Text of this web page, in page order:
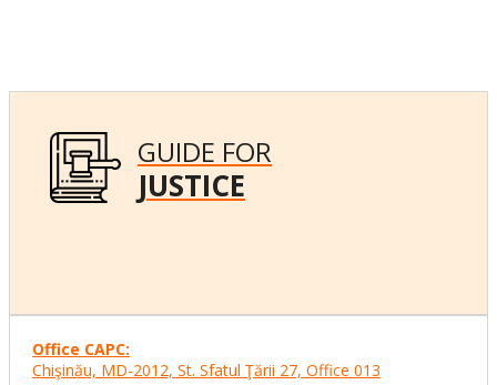
GUIDE FOR
JUSTICE
Office CAPC:
Chişinău, MD-2012, St. Sfatul Ţării 27, Office 013